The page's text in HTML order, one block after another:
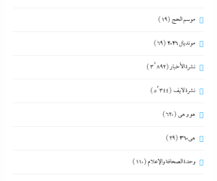
موسم الحج (19)
مونديال 2026 (69)
نشرة الأخبار (3٬892)
نشرة لايف (5٬344)
هو و هي (620)
هى360 (29)
وحدة الصحافة والإعلام(110)